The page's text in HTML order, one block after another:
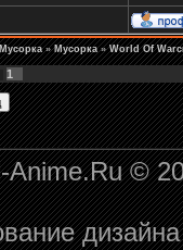
Мусорка » Мусорка » World Of
1
Anime.Ru ©